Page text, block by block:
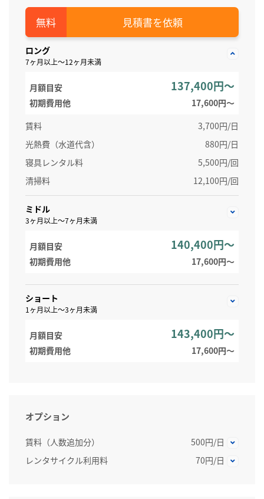
見積書を依頼
ロング
7ヶ月以上～12ヶ月未満
月額目安 137,400円～
初期費用他
17,600円〜
賃料
3,700円/日
光熱費（水道代含）
880円/日
寝具レンタル料
5,500円/回
清掃料
12,100円/回
ミドル
3ヶ月以上～7ヶ月未満
月額目安 140,400円～
初期費用他 17,600円〜
ショート
1ヶ月以上～3ヶ月未満
月額目安 143,400円～
初期費用他 17,600円〜
オプション
賃料（人数追加分）
500円/日
レンタサイクル利用料
70円/日